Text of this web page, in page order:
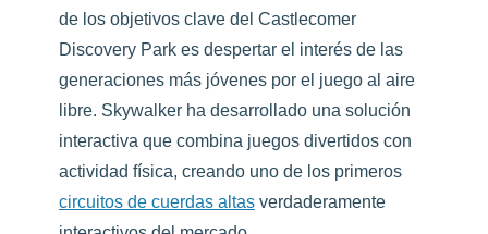
de los objetivos clave del Castlecomer
Discovery Park es despertar el interés de las
generaciones más jóvenes por el juego al aire
libre. Skywalker ha desarrollado una solución
interactiva que combina juegos divertidos con
actividad física, creando uno de los primeros
circuitos de cuerdas altas verdaderamente